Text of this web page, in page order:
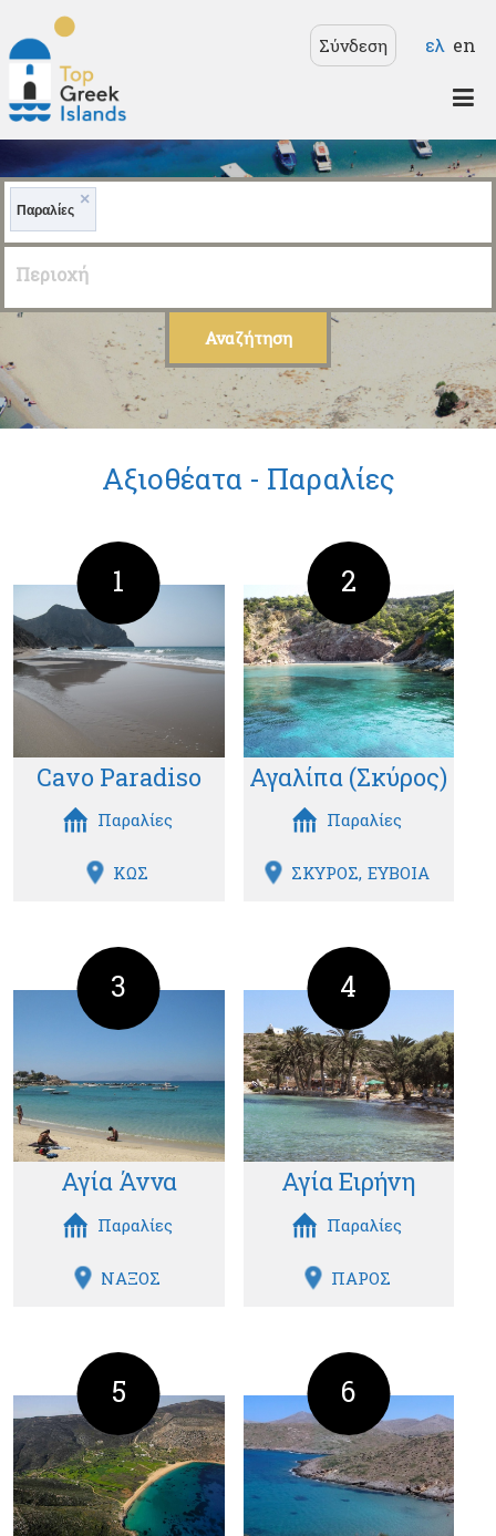
κυρίως περιεχόμενο
Top
Greek
Islands
Σύνδεση ελ en
×
Παραλίες
Περιοχή
Αξιοθέατα - Παραλίες
1
Cavo Paradiso
Παραλίες
ΚΩΣ
2
Αγαλίπα (Σκύρος)
Παραλίες
ΣΚΥΡΟΣ ΕΥΒΟΙΑ
3
Αγία Άννα
Παραλίες
ΝΑΞΟΣ
4
Αγία Ειρήνη
Παραλίες
ΠΑΡΟΣ
5 6